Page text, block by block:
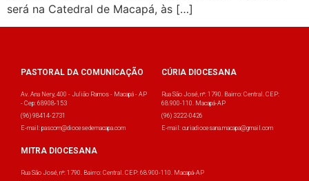
será na Catedral de Macapá, às […]
PASTORAL DA COMUNICAÇÃO
Av. Ana Nery, 400 - Julião Ramos - Macapá - AP
- Cep: 68908-153
(96) 98414-2731
E-mail: pascom@diocesedemacapa.com
CÚRIA DIOCESANA
Rua São José, nº: 1790. Bairro: Central. CEP:
68.900-110. Macapá-AP
(96) 3222-0426
E-mail: curiadiocesana.macapa@gmail.com
MITRA DIOCESANA
Rua São José, nº: 1790. Bairro: Central. CEP: 68.900-110. Macapá-AP